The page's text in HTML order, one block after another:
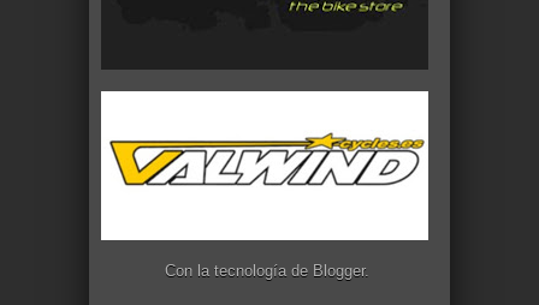
Con la tecnología de Blogger.